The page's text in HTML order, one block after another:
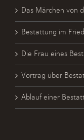
Das Märchen von
Bestattung im
Die Frau eines
Vortrag über
Ablauf einer